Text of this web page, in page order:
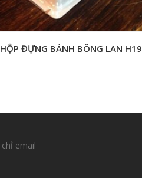
HỘP ĐỰNG BÁNH BÔNG LAN H19